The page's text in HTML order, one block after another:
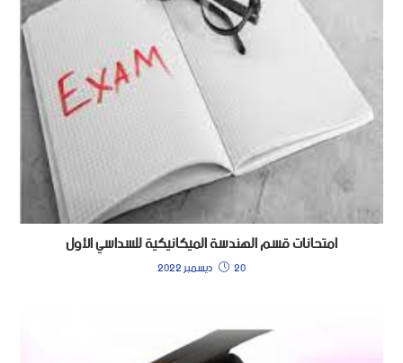
امتحانات قسم الهندسة الميكانيكية للسداسي الأول
20 ديسمبر 2022